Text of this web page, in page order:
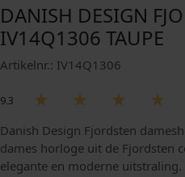
DANISH DESIGN
IV14Q1306 TAUPE
Artikelnr.: IV14Q1306
9.3
Danish Design Fjordsten
dames horloge uit de Fjordsten
elegante en moderne uitstraling.